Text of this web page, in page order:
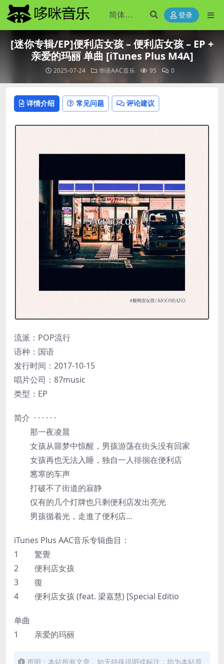
登录
[迷你专辑/EP]便利店女孩 – 便利店女孩 – EP +
亲爱的玛丽 单曲 [iTunes Plus M4A]
2025-07-24 华语AAC音乐 95 0
详情介绍 常见问题 评论建议
流派：POP流行
语种：国语
发行时间：2017-10-15
唱片公司：87music
类型：EP
简介 · · · · · ·
那一夜凌晨
女孩从噩梦中惊醒，男孩游荡在街头没有回家
女孩再也无法入睡，独自一人徘徊在便利店
窸窣的车声
打破不了街道的寂静
仅有的几个灯牌也只剩便利店发出亮光
男孩循着光，走進了便利店…
iTunes Plus AAC音乐专辑曲目：
1 驚覺
2 便利店女孩
3 復
4 便利店女孩 (feat. 梁嘉慧) [Special Editio
单曲
1 亲爱的玛丽
声明：本站所有文章，如无特殊说明或标注，均为本站原